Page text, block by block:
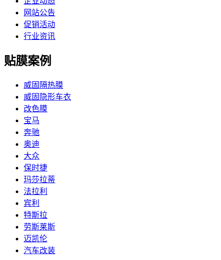
网站公告
促销活动
行业资讯
贴膜案例
威固隔热膜
威固隐形车衣
改色膜
宝马
奔驰
奥迪
大众
保时捷
玛莎拉蒂
法拉利
宾利
特斯拉
劳斯莱斯
迈凯伦
汽车改装